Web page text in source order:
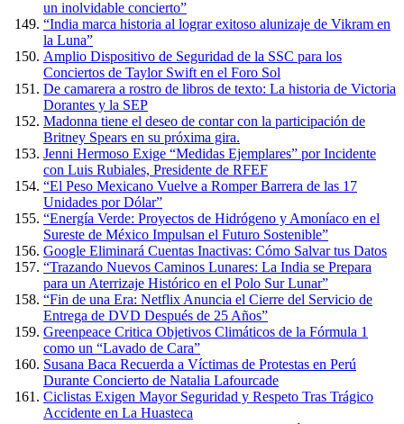
un inolvidable concierto”
“India marca historia al lograr exitoso alunizaje de Vikram en
la Luna”
Amplio Dispositivo de Seguridad de la SSC para los
Conciertos de Taylor Swift en el Foro Sol
De camarera a rostro de libros de texto: La historia de Victoria
Dorantes y la SEP
Madonna tiene el deseo de contar con la participación de
Britney Spears en su próxima gira.
Jenni Hermoso Exige “Medidas Ejemplares” por Incidente
con Luis Rubiales, Presidente de RFEF
“El Peso Mexicano Vuelve a Romper Barrera de las 17
Unidades por Dólar”
“Energía Verde: Proyectos de Hidrógeno y Amoníaco en el
Sureste de México Impulsan el Futuro Sostenible”
Google Eliminará Cuentas Inactivas: Cómo Salvar tus Datos
“Trazando Nuevos Caminos Lunares: La India se Prepara
para un Aterrizaje Histórico en el Polo Sur Lunar”
“Fin de una Era: Netflix Anuncia el Cierre del Servicio de
Entrega de DVD Después de 25 Años”
Greenpeace Critica Objetivos Climáticos de la Fórmula 1
como un “Lavado de Cara”
Susana Baca Recuerda a Víctimas de Protestas en Perú
Durante Concierto de Natalia Lafourcade
Ciclistas Exigen Mayor Seguridad y Respeto Tras Trágico
Accidente en La Huasteca